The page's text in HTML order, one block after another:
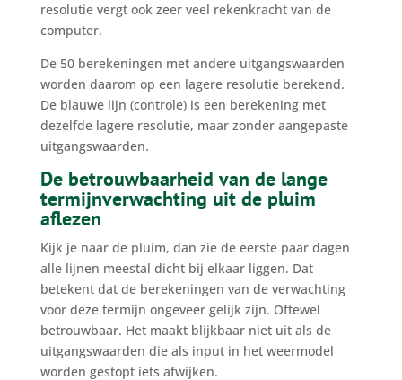
resolutie vergt ook zeer veel rekenkracht van de
computer.
De 50 berekeningen met andere uitgangswaarden
worden daarom op een lagere resolutie berekend.
De blauwe lijn (controle) is een berekening met
dezelfde lagere resolutie, maar zonder aangepaste
uitgangswaarden.
De betrouwbaarheid van de lange
termijnverwachting uit de pluim
aflezen
Kijk je naar de pluim, dan zie de eerste paar dagen
alle lijnen meestal dicht bij elkaar liggen. Dat
betekent dat de berekeningen van de verwachting
voor deze termijn ongeveer gelijk zijn. Oftewel
betrouwbaar. Het maakt blijkbaar niet uit als de
uitgangswaarden die als input in het weermodel
worden gestopt iets afwijken.